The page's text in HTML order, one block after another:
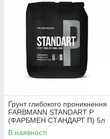
Ґрунт глибокого проникнення
FARBMANN STANDART P
(ФАРБМЕН СТАНДАРТ П) 5л
В наявності